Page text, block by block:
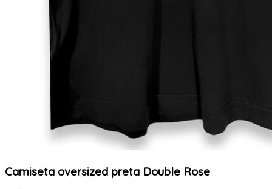
Camiseta oversized preta Double Rose